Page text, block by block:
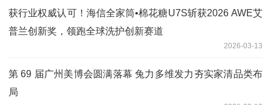
获行业权威认可！海信全家筒•棉花糖U7S斩获2026 AWE艾
普兰创新奖，领跑全球洗护创新赛道
2026-03-13
第 69 届广州美博会圆满落幕 兔力多维发力夯实家清品类布
局